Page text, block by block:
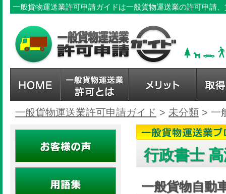
一般貨物運送業許可申請ガイドは一般貨物運送業の許可申請
一般貨物運送業許可申請ガイド > 未分類 > 一
行政書士
一般貨物自動